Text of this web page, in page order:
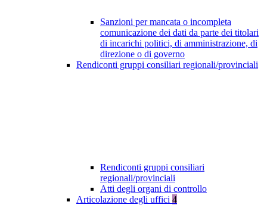
Sanzioni per mancata o incompleta
comunicazione dei dati da parte dei titolari
di incarichi politici, di amministrazione, di
direzione o di governo
Rendiconti gruppi consiliari regionali/provinciali
Rendiconti gruppi consiliari
regionali/provinciali
Atti degli organi di controllo
Articolazione degli uffici 4